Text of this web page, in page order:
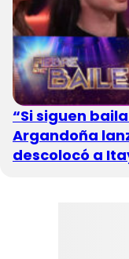
“Si siguen
Argandoña
descolocó a